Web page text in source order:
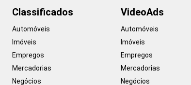
Classificados
Automóveis
Imóveis
Empregos
Mercadorias
Negócios
VideoAds
Automóveis
Imóveis
Empregos
Mercadorias
Negócios